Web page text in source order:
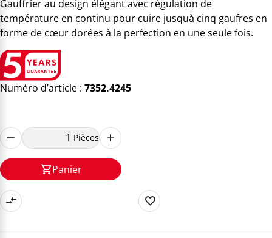
Gauffrier au design élégant avec régulation de
température en continu pour cuire jusquà cinq gaufres en
forme de cœur dorées à la perfection en une seule fois.
Numéro d’article : 7352.4245
Pièces
Panier